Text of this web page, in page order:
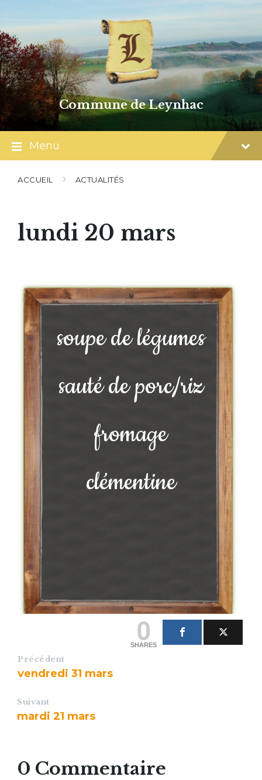
content
main
navigation
footer
Commune de Leynhac
Menu
ACCUEIL ACTUALITÉS
lundi 20 mars
soupe de légumes
sauté de porc/riz
fromage
clémentine
0
SHARES
Précédent
vendredi 31 mars
Suivant
mardi 21 mars
0 Commentaire